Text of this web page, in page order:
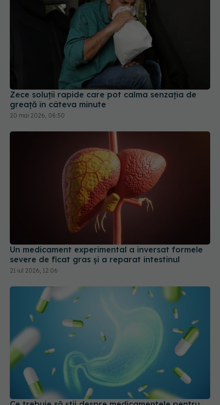
Zece soluții rapide care pot calma senzația de
greață în câteva minute
20 mai 2026, 08:50
Un medicament experimental a inversat formele
severe de ficat gras și a reparat intestinul
21 iul 2026, 12:06
Ce trebuie să știi despre medicamentele pentru
acidul gastric. Legătura cu C. Difficile
25 mai 2026, 10:40